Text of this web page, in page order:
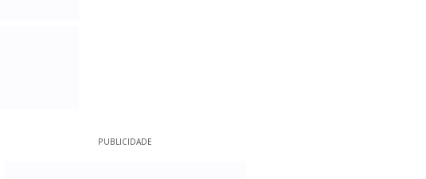
PUBLICIDADE